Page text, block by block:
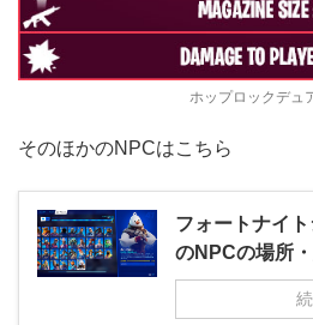
ホップロックデュ
そのほかのNPCはこちら
フォートナイ
のNPCの場所